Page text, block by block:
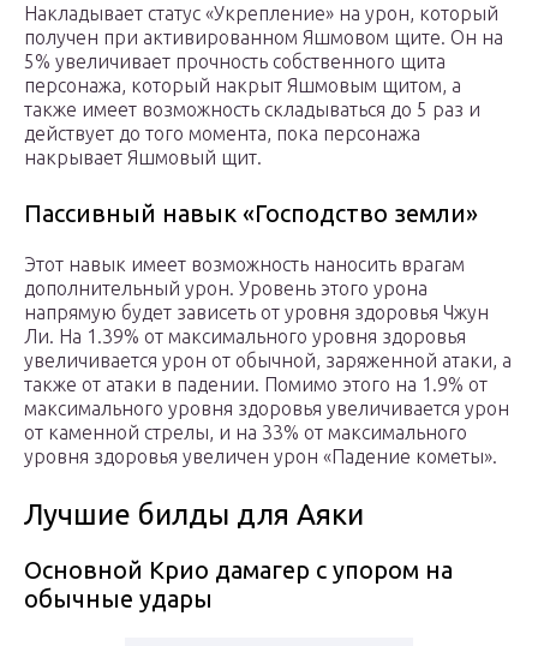
Накладывает статус «Укрепление» на урон, который
получен при активированном Яшмовом щите. Он на
5% увеличивает прочность собственного щита
персонажа, который накрыт Яшмовым щитом, а
также имеет возможность складываться до 5 раз и
действует до того момента, пока персонажа
накрывает Яшмовый щит.
Пассивный навык «Господство земли»
Этот навык имеет возможность наносить врагам
дополнительный урон. Уровень этого урона
напрямую будет зависеть от уровня здоровья Чжун
Ли. На 1.39% от максимального уровня здоровья
увеличивается урон от обычной, заряженной атаки, а
также от атаки в падении. Помимо этого на 1.9% от
максимального уровня здоровья увеличивается урон
от каменной стрелы, и на 33% от максимального
уровня здоровья увеличен урон «Падение кометы».
Лучшие билды для Аяки
Основной Крио дамагер с упором на
обычные удары